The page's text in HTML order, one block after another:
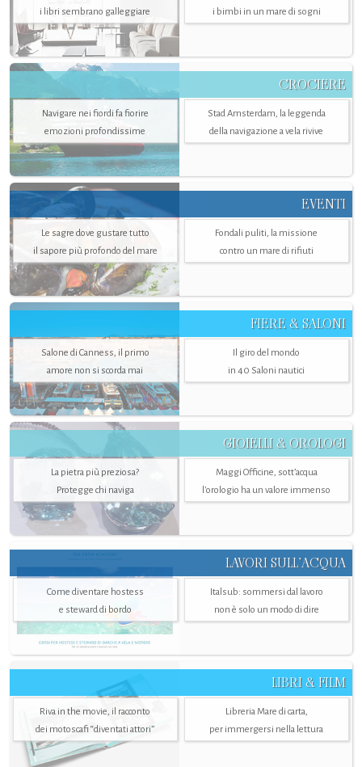
i libri sembrano galleggiare
i bimbi in un mare di sogni
CROCIERE
Navigare nei fiordi fa fiorire
emozioni profondissime
Stad Amsterdam, la leggenda
della navigazione a vela rivive
EVENTI
Le sagre dove gustare tutto
il sapore più profondo del mare
Fondali puliti, la missione
contro un mare di rifiuti
FIERE & SALONI
Salone di Canness, il primo
amore non si scorda mai
Il giro del mondo
in 40 Saloni nautici
GIOIELLI & OROLOGI
La pietra più preziosa?
Protegge chi naviga
Maggi Officine, sott’acqua
l'orologio ha un valore immenso
LAVORI SULL’ACQUA
Come diventare hostess
e steward di bordo
Italsub: sommersi dal lavoro
non è solo un modo di dire
LIBRI & FILM
Riva in the movie, il racconto
dei motoscafi “diventati attori”
Libreria Mare di carta,
per immergersi nella lettura